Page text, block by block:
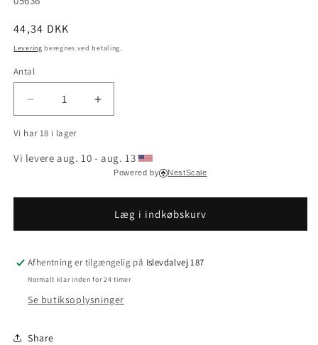
Normalpris
44,34 DKK
Levering beregnes ved betaling.
Antal
Reducer
antallet
for
Monocoat
Smoke
Øg
antallet
Monocoat
Smoke
Vi har 18 i lager
Vi levere aug. 10 - aug. 13
Powered by NestScale
Læg i indkøbskurv
Afhentning er tilgængelig på Islevdalvej 187
Normalt klar inden for 24 timer
Se butiksoplysninger
Share